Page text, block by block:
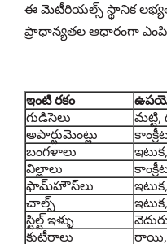
ఈ మెటీరియల్స్ స్థానిక
ప్రాధాన్యతల ఆధారంగా
ఇంటి రకం
గుడిసెలు
మట్టి,
అపార్టుమెంట్లు
బంగళాలు
విల్లాలు
ఫామ్‌హౌస్‌లు
చాల్స్
స్టిల్ట్ ఇళ్ళు
కుటీరాలు
రాయి,